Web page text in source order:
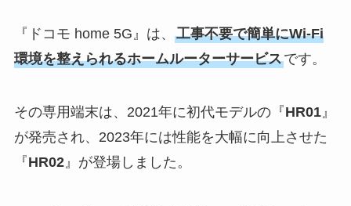
『ドコモ home 5G』は、 工事不要で簡単にWi-Fi
環境を整えられるホームルーターサービスです。
その専用端末は、2021年に初代モデルの『HR01』
が発売され、2023年には性能を大幅に向上させた
『HR02』が登場しました。